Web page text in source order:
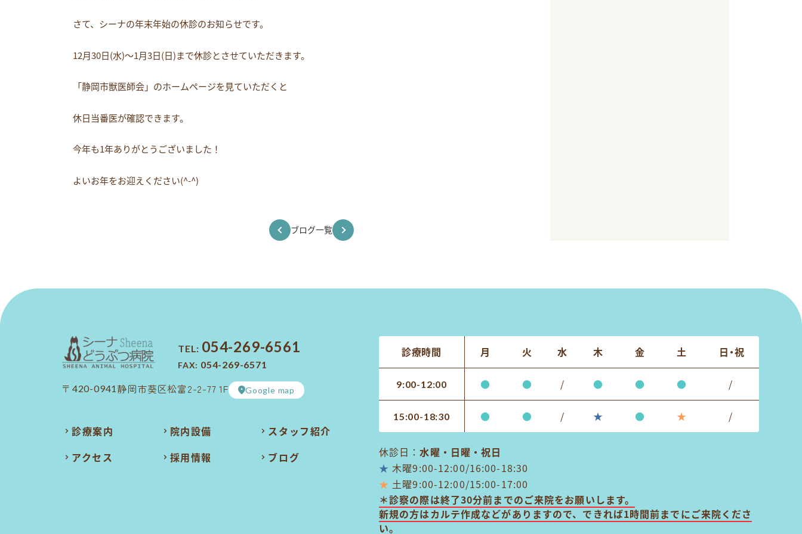
さて、シーナの年末年始の休診のお知らせです。
12月30日(水)～1月3日(日)まで休診とさせていただきます。
「静岡市獣医師会」のホームページを見ていただくと
休日当番医が確認できます。
今年も1年ありがとうございました！
よいお年をお迎えください(^-^)
ブログ一覧
TEL: 054-269-6561
FAX: 054-269-6571
〒420-0941 静岡市葵区松富2-2-77 1F Google map
診療案内 院内設備
スタッフ紹介
アクセス
採用情報 ブログ
診療時間 月 火 水 木 金 土 日・祝
9:00-12:00 ● ● / ● ● ● /
15:00-18:30 ● ● / ★ ● ★ /
休診日：水曜・日曜・祝日
★ 木曜9:00-12:00/16:00-18:30
★ 土曜9:00-12:00/15:00-17:00
＊診察の際は終了30分前までのご来院をお願いします。
新規の方はカルテ作成などがありますので、できれば1時間前までにご来院くださ
い。